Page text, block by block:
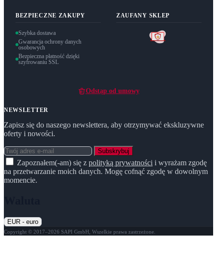
BEZPIECZNE ZAKUPY
Szybka dostawa
Gwarancja ochrony danych
osobowych
Bezpieczna płatność dzięki
szyfrowaniu SSL
ZAUFANY SKLEP
Odstąp od umowy
NEWSLETTER
Zapisz się do naszego newslettera, aby otrzymywać ekskluzywne
oferty i nowości.
Subskrybuj
Zapoznałem(-am) się z polityką prywatności i wyrażam zgodę
na przetwarzanie moich danych. Mogę cofnąć zgodę w dowolnym
momencie.
EUR - euro
Copyright © 2017–2026 SAPI GmbH, Wszelkie prawa zastrzeżone.